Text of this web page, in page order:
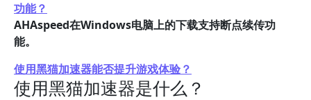
功能？
AHAspeed在Windows电脑上的下载支持断点续传功
能。
使用黑猫加速器能否提升游戏体验？
使用黑猫加速器是什么？